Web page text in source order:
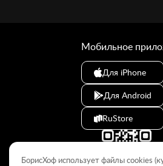
Мобильное
Для iPhone
Для Android
RuStore
БорисХоф использует файлы cookies